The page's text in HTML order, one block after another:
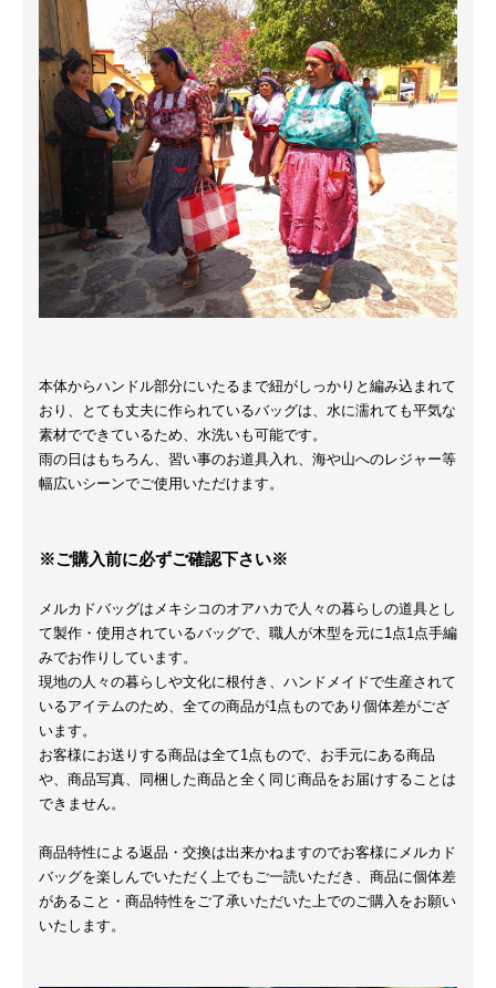
本体からハンドル部分にいたるまで紐がしっかりと編み込まれて
おり、とても丈夫に作られているバッグは、水に濡れても平気な
素材でできているため、水洗いも可能です。
雨の日はもちろん、習い事のお道具入れ、海や山へのレジャー等
幅広いシーンでご使用いただけます。
※ご購入前に必ずご確認下さい※
メルカドバッグはメキシコのオアハカで人々の暮らしの道具とし
て製作・使用されているバッグで、職人が木型を元に1点1点手編
みでお作りしています。
現地の人々の暮らしや文化に根付き、ハンドメイドで生産されて
いるアイテムのため、全ての商品が1点ものであり個体差がござ
います。
お客様にお送りする商品は全て1点もので、お手元にある商品
や、商品写真、同梱した商品と全く同じ商品をお届けすることは
できません。
商品特性による返品・交換は出来かねますのでお客様にメルカド
バッグを楽しんでいただく上でもご一読いただき、商品に個体差
があること・商品特性をご了承いただいた上でのご購入をお願い
いたします。